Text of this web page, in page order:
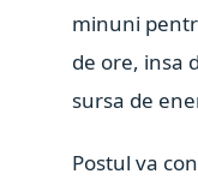
minuni
de ore, insa
sursa de
Postul va